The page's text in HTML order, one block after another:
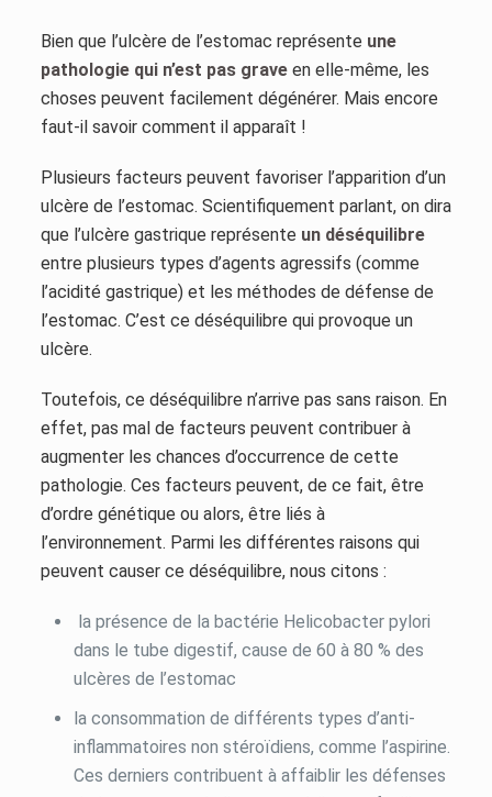
Bien que l’ulcère de l’estomac représente une
pathologie qui n’est pas graveen elle-même, les
choses peuvent facilement dégénérer. Mais encore
faut-il savoir comment il apparaît !
Plusieurs facteurs peuvent favoriser l’apparition d’un
ulcère de l’estomac. Scientifiquement parlant, on dira
que l’ulcère gastrique représente un déséquilibre
entre plusieurs types d’agents agressifs (comme
l’acidité gastrique) et les méthodes de défense de
l’estomac. C’est ce déséquilibre qui provoque un
ulcère.
Toutefois, ce déséquilibre n’arrive pas sans raison. En
effet, pas mal de facteurs peuvent contribuer à
augmenter les chances d’occurrence de cette
pathologie. Ces facteurs peuvent, de ce fait, être
d’ordre génétique ou alors, être liés à
l’environnement. Parmi les différentes raisons qui
peuvent causer ce déséquilibre, nous citons :
la présence de la bactérie Helicobacter pylori
dans le tube digestif, cause de 60 à 80 % des
ulcères de l’estomac
la consommation de différents types d’anti-
inflammatoires non stéroïdiens, comme l’aspirine.
Ces derniers contribuent à affaiblir les défenses